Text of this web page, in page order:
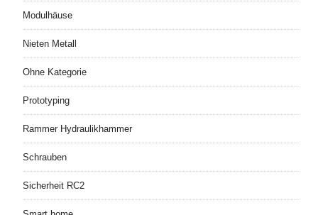
Modulhäuse
Nieten Metall
Ohne Kategorie
Prototyping
Rammer Hydraulikhammer
Schrauben
Sicherheit RC2